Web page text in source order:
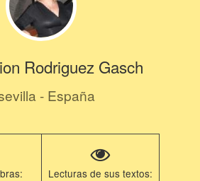
Rodriguez Gasch
- España
Lecturas de sus textos: